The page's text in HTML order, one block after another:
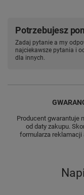
Potrzebujesz
Zadaj pytanie a my
najciekawsze pytania i
dla innych.
Producent gwarantuje
od daty zakupu.
formularza reklamacji